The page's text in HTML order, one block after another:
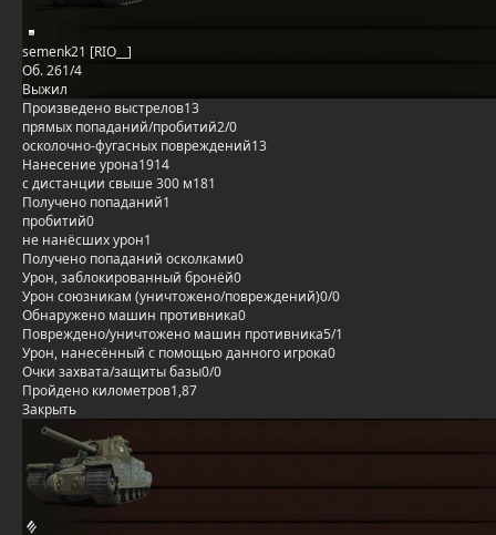
semenk21 [RIO__]
Об. 261/4
Выжил
Произведено выстрелов13
прямых попаданий/пробитий2/0
осколочно-фугасных повреждений13
Нанесение урона1914
с дистанции свыше 300 м181
Получено попаданий1
пробитий0
не нанёсших урон1
Получено попаданий осколками0
Урон, заблокированный бронёй0
Урон союзникам (уничтожено/повреждений)0/0
Обнаружено машин противника0
Повреждено/уничтожено машин противника5/1
Урон, нанесённый с помощью данного игрока0
Очки захвата/защиты базы0/0
Пройдено километров1,87
Закрыть